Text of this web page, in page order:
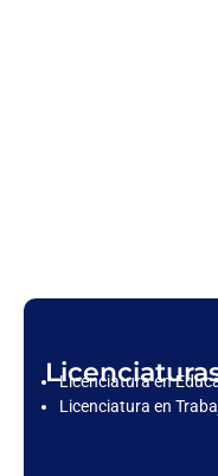
Licenciatura en
Licenciatura en